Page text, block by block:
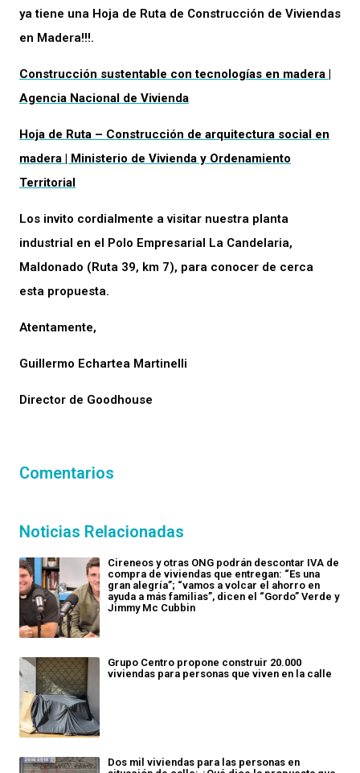
ya tiene una Hoja de Ruta de Construcción de Viviendas
en Madera!!!.
Construcción sustentable con tecnologías en madera |
Agencia Nacional de Vivienda
Hoja de Ruta – Construcción de arquitectura social en
madera | Ministerio de Vivienda y Ordenamiento
Territorial
Los invito cordialmente a visitar nuestra planta
industrial en el Polo Empresarial La Candelaria,
Maldonado (Ruta 39, km 7), para conocer de cerca
esta propuesta.
Atentamente,
Guillermo Echartea Martinelli
Director de Goodhouse
Comentarios
Noticias Relacionadas
Cireneos y otras ONG podrán descontar IVA de
compra de viviendas que entregan: “Es una
gran alegría”; “vamos a volcar el ahorro en
ayuda a más familias”, dicen el “Gordo” Verde y
Jimmy Mc Cubbin
Grupo Centro propone construir 20.000
viviendas para personas que viven en la calle
Dos mil viviendas para las personas en